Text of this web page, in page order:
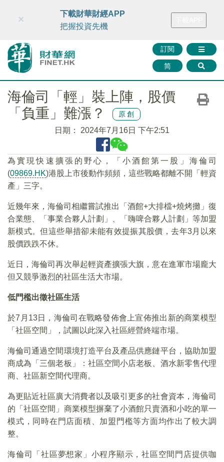
財華智庫網 FINTV FINMETA 財華證券 媒體矩陣
訂閱
简
×
下載財華財經APP
把握投資先機
海倫司「輕」裝上陣，股價
「負重」難漲？
原創
日期： 2024年7月16日 下午2:51
為實現快速擴張的野心，「小酒館第一股」海倫司
(09869.HK)港股上市後動作頻頻，這些戰略都離不開「輕資
產」三字。
近幾年來，海倫司相繼嘗試推出「酒館+大排檔+燒烤攤」復
合業態、「事業合夥人計劃」、「嗨啤合夥人計劃」等加盟
新模式。但這些舉措卻未能有效提振其股價，去年3月以來
股價跌跌不休。
近日，海倫司再次舉起輕資產擴張大旗，意在進軍市場龐大
但又競爭激烈的社區生活大市場。
低門檻出徵社區生活
於7月13日，海倫司在戰略發佈會上宣佈推出新的商業模型
「社區空間」，試圖以此深入社區經營終端市場。
海倫司通過空間環境打造平台及產品供應鏈平台，協助加盟
商成為「三個老板」：社區空間小店老板、酒水新零售代理
商、社區新空間代理商。
為更貼近社區廣大消費者以及吸引更多的社會資本，海倫司
的「社區空間」商業模型摒棄了小酒館只賣酒和小吃的單一
模式，同時在門店面積、加盟門檻等方面均作出了較大調
整。
海倫司「社區夢想家」小程序顯示，社區空間門店提供咖